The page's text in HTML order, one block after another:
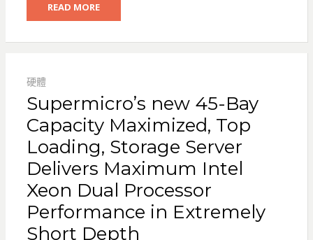
READ MORE
硬體
Supermicro’s new 45-Bay
Capacity Maximized, Top
Loading, Storage Server
Delivers Maximum Intel
Xeon Dual Processor
Performance in Extremely
Short Depth